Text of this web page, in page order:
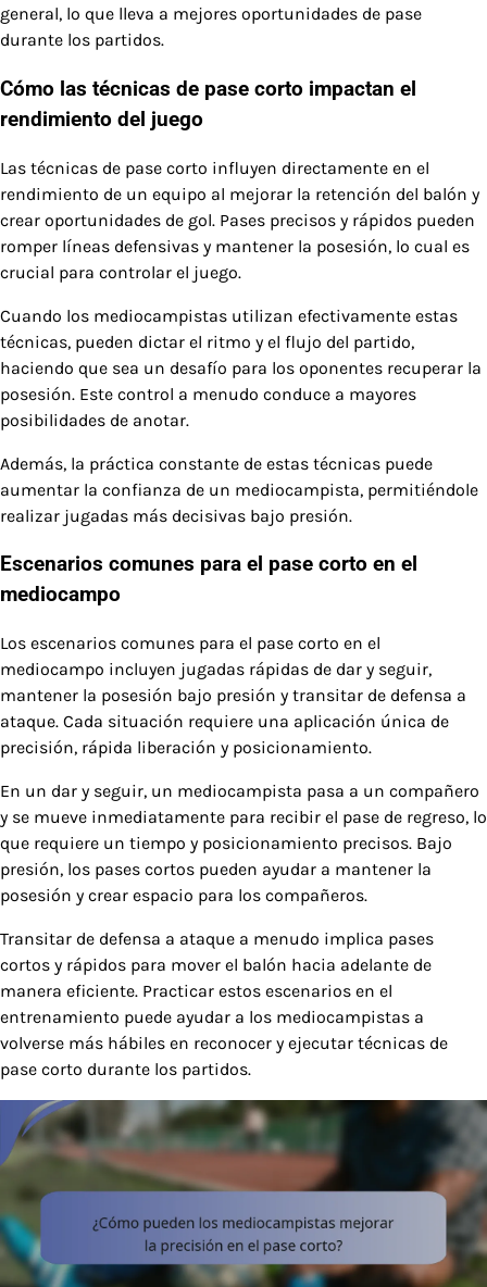
general, lo que lleva a mejores oportunidades de pase
durante los partidos.
Cómo las técnicas de pase corto impactan el
rendimiento del juego
Las técnicas de pase corto influyen directamente en el
rendimiento de un equipo al mejorar la retención del balón y
crear oportunidades de gol. Pases precisos y rápidos pueden
romper líneas defensivas y mantener la posesión, lo cual es
crucial para controlar el juego.
Cuando los mediocampistas utilizan efectivamente estas
técnicas, pueden dictar el ritmo y el flujo del partido,
haciendo que sea un desafío para los oponentes recuperar la
posesión. Este control a menudo conduce a mayores
posibilidades de anotar.
Además, la práctica constante de estas técnicas puede
aumentar la confianza de un mediocampista, permitiéndole
realizar jugadas más decisivas bajo presión.
Escenarios comunes para el pase corto en el
mediocampo
Los escenarios comunes para el pase corto en el
mediocampo incluyen jugadas rápidas de dar y seguir,
mantener la posesión bajo presión y transitar de defensa a
ataque. Cada situación requiere una aplicación única de
precisión, rápida liberación y posicionamiento.
En un dar y seguir, un mediocampista pasa a un compañero
y se mueve inmediatamente para recibir el pase de regreso, lo
que requiere un tiempo y posicionamiento precisos. Bajo
presión, los pases cortos pueden ayudar a mantener la
posesión y crear espacio para los compañeros.
Transitar de defensa a ataque a menudo implica pases
cortos y rápidos para mover el balón hacia adelante de
manera eficiente. Practicar estos escenarios en el
entrenamiento puede ayudar a los mediocampistas a
volverse más hábiles en reconocer y ejecutar técnicas de
pase corto durante los partidos.